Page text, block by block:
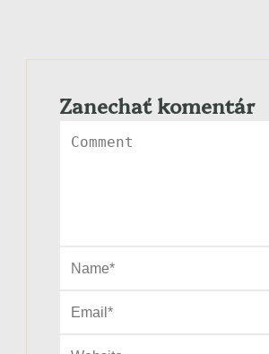
Zanechať komentár